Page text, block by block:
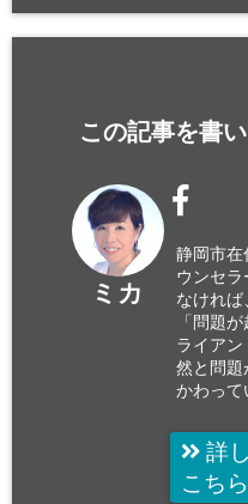
この記事を書
ミカ
静岡市在
ウンセラ
なければ
「問題
ライアン
然と問題
かわって
詳
こちら